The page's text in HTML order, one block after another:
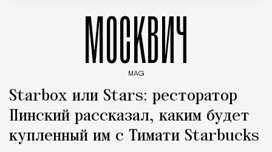
МОСКВИЧ
MAG
Starbox или Stars: ресторатор
Пинский рассказал, каким будет
купленный им с Тимати Starbucks